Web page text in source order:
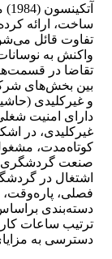
ساخت، ارائه
تفاوت قائل
واکنش به
تقاضا در
بین بخش‌های
و غیرکلیدی
دارای امنیت
غیرکلیدی، در
صنعت گردشگری
اشتغال در
فصلی، پاره‌وقت،
دسته‌بندی
ترتیب ساعات
دسترسی به